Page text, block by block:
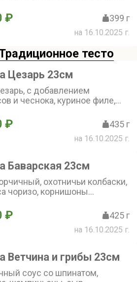
₽ 399 г
на 16.10.2025 г.
тесто
Цезарь 23см
с добавлением
и чеснока, куриное филе,
сыр пармезан.(23 см)
₽ 435 г
на 16.10.2025 г.
Баварская 23см
охотничьи колбаски,
чоризо, корнишоны
см)
₽ 425 г
на 16.10.2025 г.
Ветчина и грибы 23см
соус со шпинатом,